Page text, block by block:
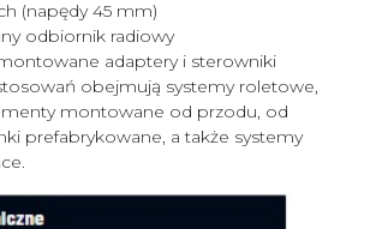
(napędy 45 mm)
odbiornik radiowy
adaptery i sterowniki
obejmują systemy roletowe,
montowane od przodu, od
prefabrykowane, a także systemy